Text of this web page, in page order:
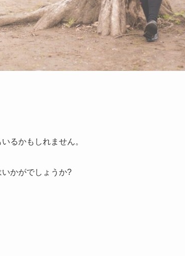
るかもしれません。
かがでしょうか?